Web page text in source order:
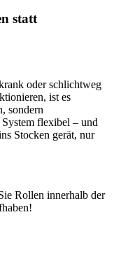
statt
oder schlichtweg
ist es
sondern
flexibel – und
Stocken gerät, nur
Rollen innerhalb der